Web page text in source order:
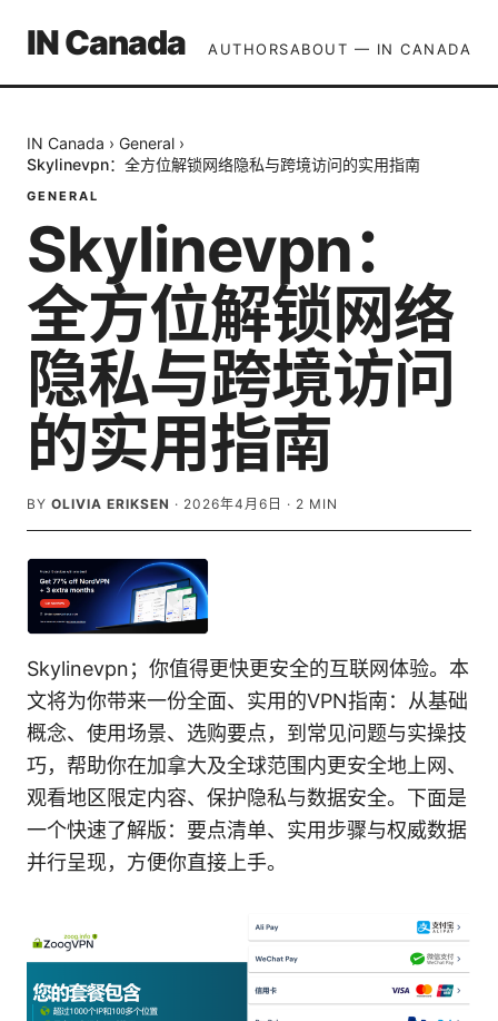
IN Canada AUTHORSABOUT — IN CANADA
IN Canada › General ›
Skylinevpn：全方位解锁网络隐私与跨境访问的实用指南
GENERAL
Skylinevpn：
全方位解锁网络
隐私与跨境访问
的实用指南
BY OLIVIA ERIKSEN · 2026年4月6日 · 2 MIN
Skylinevpn；你值得更快更安全的互联网体验。本
文将为你带来一份全面、实用的VPN指南：从基础
概念、使用场景、选购要点，到常见问题与实操技
巧，帮助你在加拿大及全球范围内更安全地上网、
观看地区限定内容、保护隐私与数据安全。下面是
一个快速了解版：要点清单、实用步骤与权威数据
并行呈现，方便你直接上手。